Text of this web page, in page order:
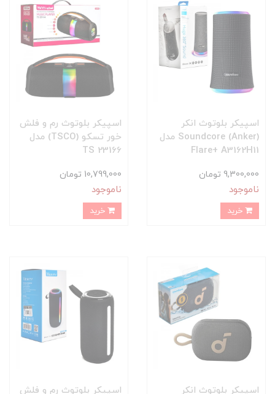
اسپیکر بلوتوث انکر
(Anker) Soundcore مدل
Flare+ A3162H11
9,300,000 تومان
ناموجود
اسپیکر بلوتوث رم و فلش
خور تسکو (TSCO) مدل
TS 23166
10,799,000 تومان
ناموجود
اسپیکر بلوتوث انکر اسپیکر بلوتوث رم و فلش